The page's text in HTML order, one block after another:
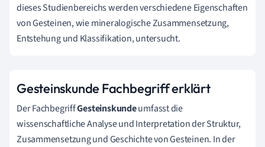
dieses Studienbereichs werden verschiedene Eigenschaften
von Gesteinen, wie mineralogische Zusammensetzung,
Entstehung und Klassifikation, untersucht.
Gesteinskunde Fachbegriff erklärt
Der FachbegriffGesteinskundeumfasst die
wissenschaftliche Analyse und Interpretation der Struktur,
Zusammensetzung und Geschichte von Gesteinen. In der